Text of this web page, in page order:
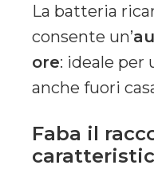
La batteria
consente un’
ore: ideale per
anche fuori
Faba il